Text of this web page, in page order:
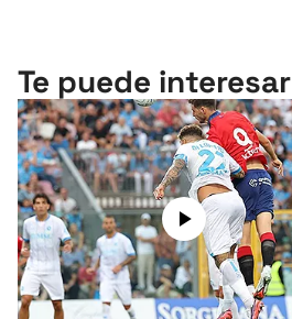
Te puede interesar